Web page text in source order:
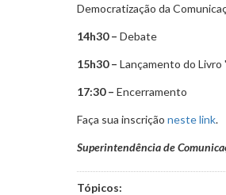
Democratização da
14h30 – Debate
15h30 – Lançamento do Livro
17:30 – Encerramento
Faça sua inscrição neste link.
Superintendência de
Tópicos: